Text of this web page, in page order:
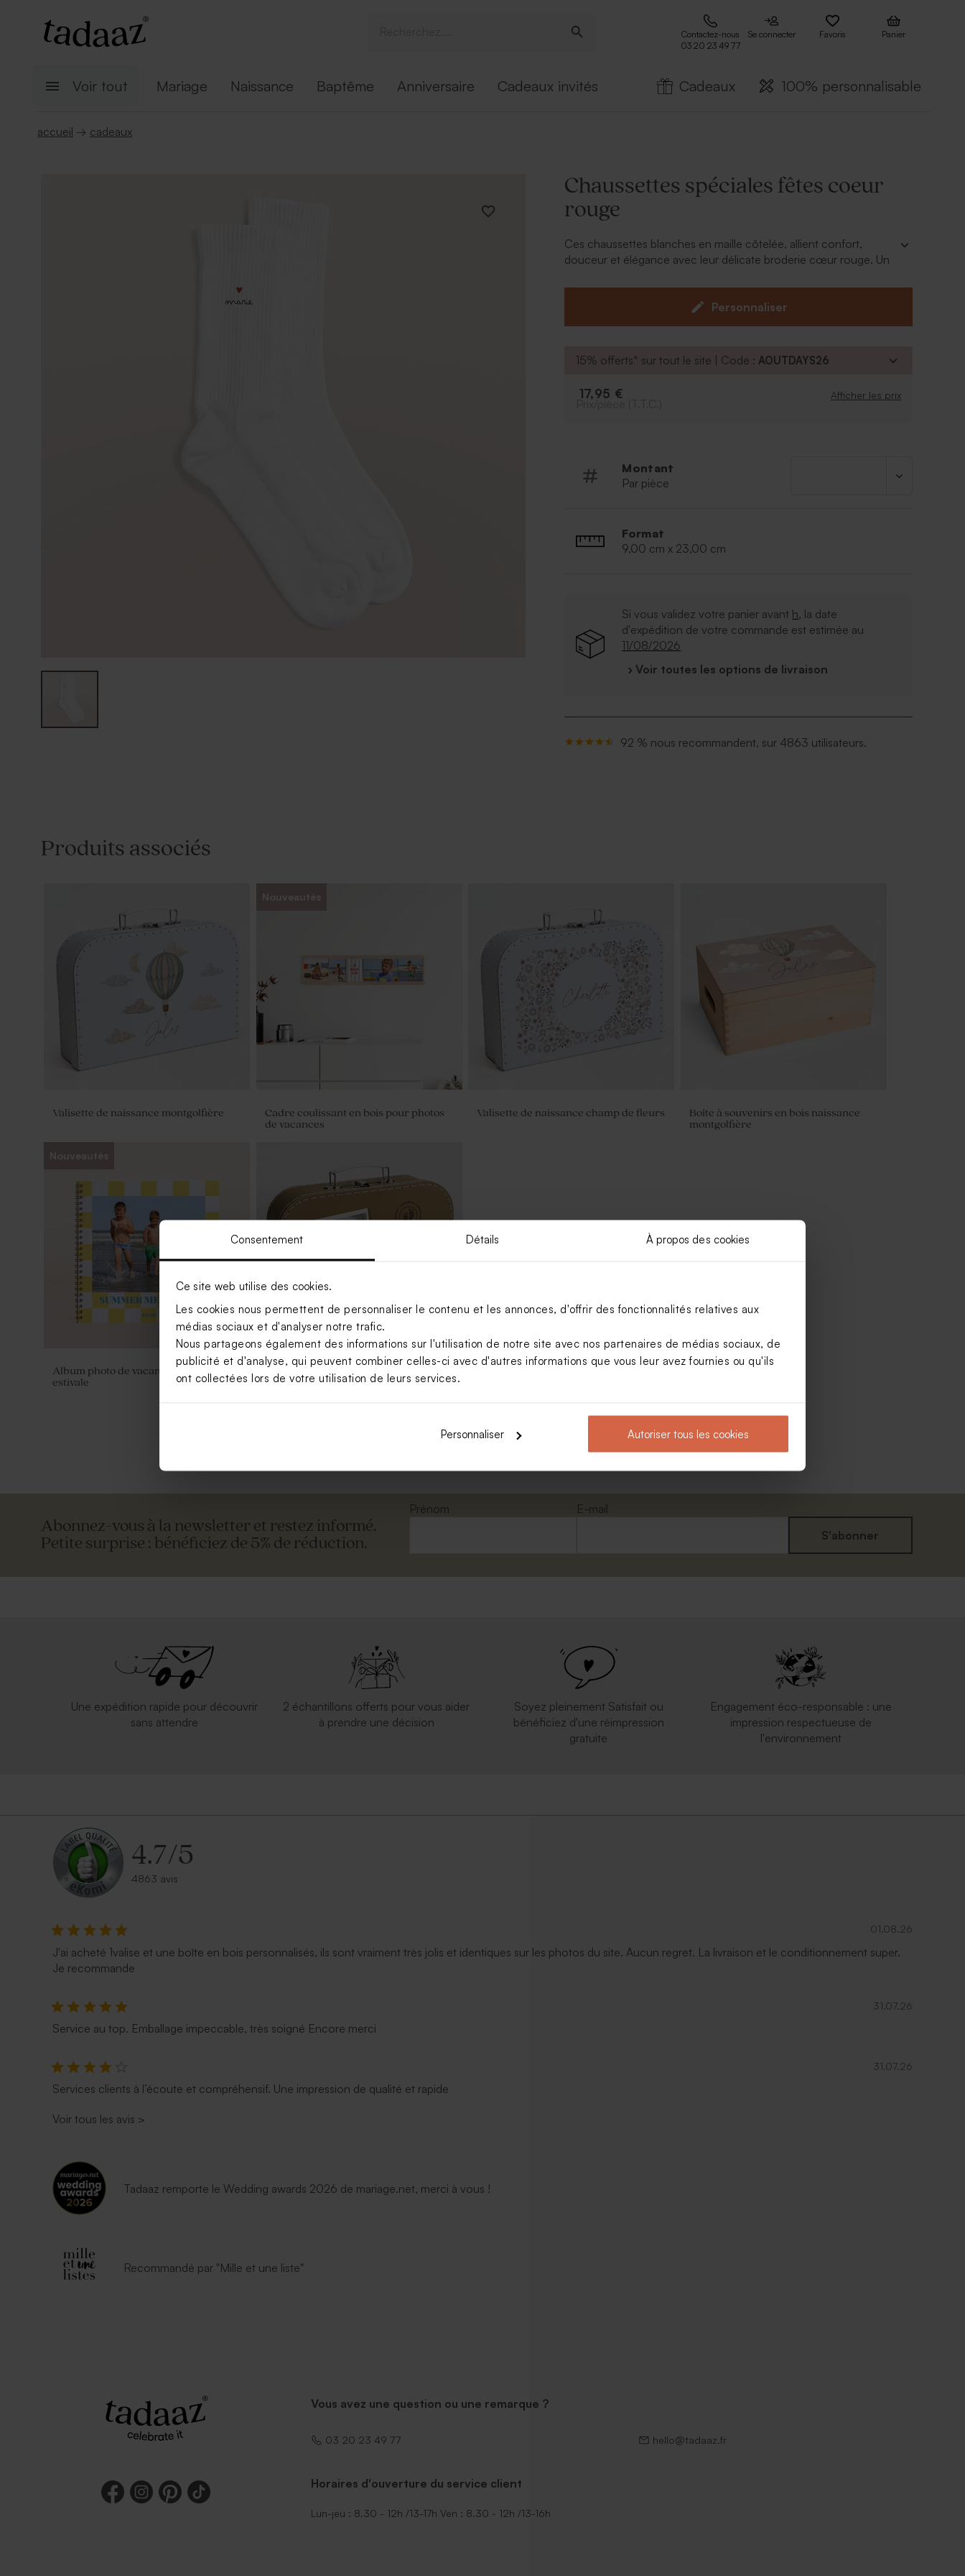
Consentement Détails À propos des cookies
Ce site web utilise des cookies.
Les cookies nous permettent de personnaliser le contenu et les annonces, d'offrir des fonctionnalités relatives aux
médias sociaux et d'analyser notre trafic.
Nous partageons également des informations sur l'utilisation de notre site avec nos partenaires de médias sociaux, de
publicité et d'analyse, qui peuvent combiner celles-ci avec d'autres informations que vous leur avez fournies ou qu'ils
ont collectées lors de votre utilisation de leurs services.
Personnaliser Autoriser tous les cookies
Contactez-nous
03 20 23 49 77
Se connecter Favoris Panier
Voir tout Mariage Naissance Baptême Anniversaire Cadeaux invités Cadeaux 100% personnalisable
accueil → cadeaux
Chaussettes spéciales fêtes coeur
rouge
Ces chaussettes blanches en maille côtelée, allient confort,
douceur et élégance avec leur délicate broderie cœur rouge. Un
personnalisée et pleine d’attention à chaque occasion. A offrir à la
fête des pères, la fête des mères ou toute autre occasion spéciale
qui mérite un cadeau unique et raffiné.
Taille : 42-46
% polyamide, 3 % élasthanne.
Informations complémentaires : lavage à 40 °C, ne pas utiliser
Personnaliser
15% offerts* sur tout le site | Code :AOUTDAYS26
17,95 € Afficher les prix
Montant
Par pièce
Format
9,00 cm x 23,00 cm
Si vous validez votre panier avant h, la date
d'expédition de votre commande est estimée au
11/08/2026
› Voir toutes les options de livraison
92 % nous recommandent, sur 4863 utilisateurs.
Produits associés
Valisette de naissance montgolfière
Nouveautés
Cadre coulissant en bois pour photos
de vacances
Valisette de naissance champ de fleurs
Boîte à souvenirs en bois naissance
montgolfière
Nouveautés
Album photo de vacances couleur
estivale
Valisette passeport avec photo
Valisette personnalisable Valisette carte du monde
Voir +
Abonnez-vous à la newsletter et restez informé.
Petite surprise : bénéficiez de 5% de réduction.
Prénom
E-mail
S'abonner
Une expédition rapide pour découvrir
sans attendre
2 échantillons offerts pour vous aider
à prendre une décision
Soyez pleinement Satisfait ou
bénéficiez d'une réimpression
gratuite
Engagement éco-responsable : une
impression respectueuse de
l'environnement
4.7/5
4863 avis
01.08.26
J'ai acheté 1valise et une boîte en bois personnalisés, ils sont vraiment très jolis et identiques sur les photos du site. Aucun regret. La livraison et le conditionnement super.
Je recommande
31.07.26
Service au top. Emballage impeccable, très soigné Encore merci
31.07.26
Services clients à l’écoute et compréhensif. Une impression de qualité et rapide
Voir tous les avis >
Tadaaz remporte le Wedding awards 2026 de mariage.net, merci à vous !
Recommandé par "Mille et une liste"
Vous avez une question ou une remarque ?
03 20 23 49 77 hello@tadaaz.fr
Horaires d'ouverture du service client
Lun-jeu : 8.30 - 12h /13-17h Ven : 8.30 - 12h /13-16h